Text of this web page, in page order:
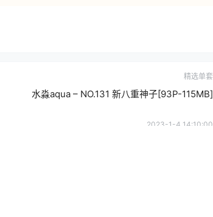
精选单套
水淼aqua – NO.131 新八重神子[93P-115MB]
2023-1-4 14:10:00